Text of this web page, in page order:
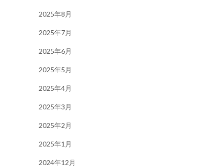
2025年8月
2025年7月
2025年6月
2025年5月
2025年4月
2025年3月
2025年2月
2025年1月
2024年12月